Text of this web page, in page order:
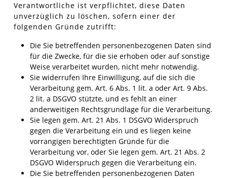
Verantwortliche ist verpflichtet, diese Daten
unverzüglich zu löschen, sofern einer der
folgenden Gründe zutrifft:
Die Sie betreffenden personenbezogenen Daten sind
für die Zwecke, für die sie erhoben oder auf sonstige
Weise verarbeitet wurden, nicht mehr notwendig.
Sie widerrufen Ihre Einwilligung, auf die sich die
Verarbeitung gem. Art. 6 Abs. 1 lit. a oder Art. 9 Abs.
2 lit. a DSGVO stützte, und es fehlt an einer
anderweitigen Rechtsgrundlage für die Verarbeitung.
Sie legen gem. Art. 21 Abs. 1 DSGVO Widerspruch
gegen die Verarbeitung ein und es liegen keine
vorrangigen berechtigten Gründe für die
Verarbeitung vor, oder Sie legen gem. Art. 21 Abs. 2
DSGVO Widerspruch gegen die Verarbeitung ein.
Die Sie betreffenden personenbezogenen Daten